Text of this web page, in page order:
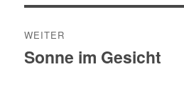
WEITER
Nächster
Sonne im Gesicht